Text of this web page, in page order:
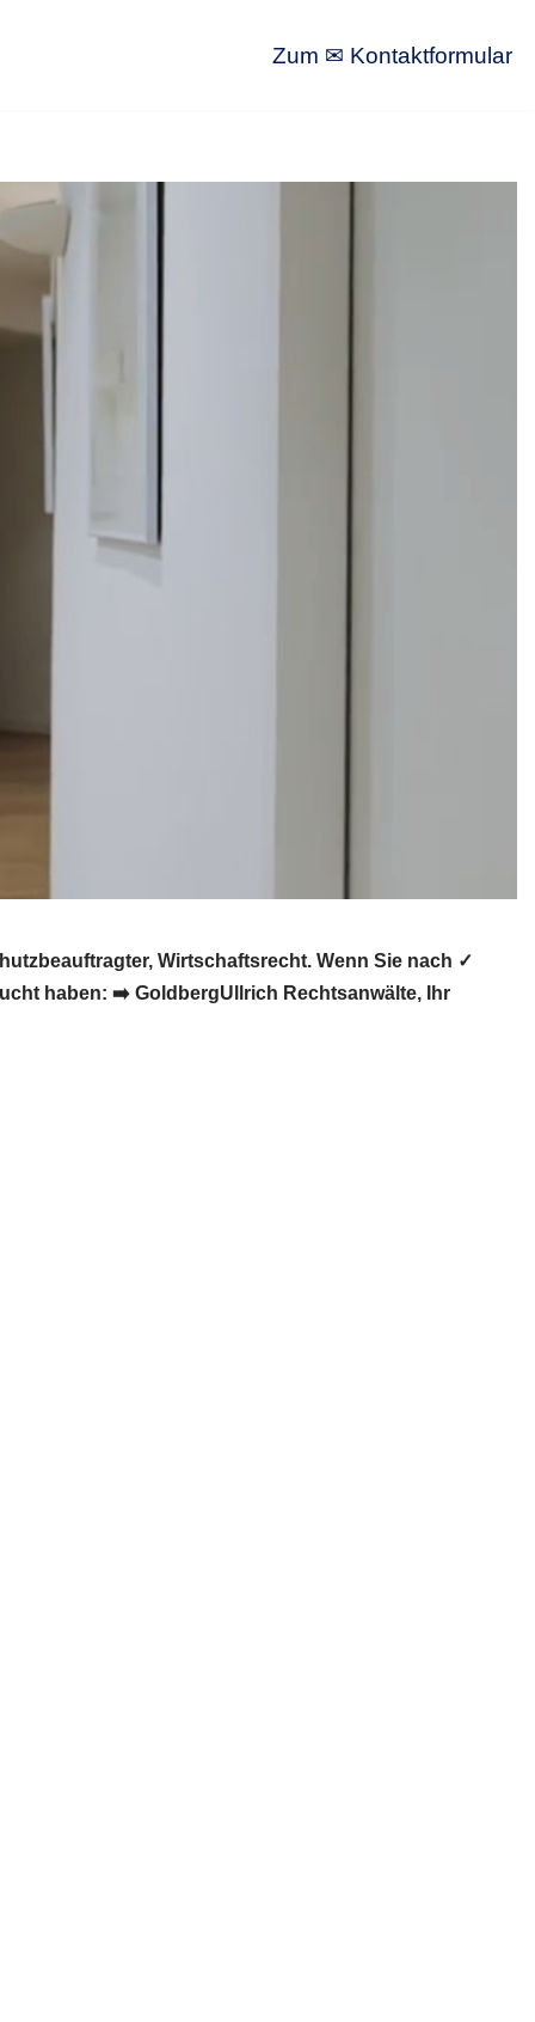
Zum ✉ Kontaktformular
Wirtschaftsrecht. Wenn Sie nach ✓
haben: ➡️ GoldbergUllrich Rechtsanwälte, Ihr